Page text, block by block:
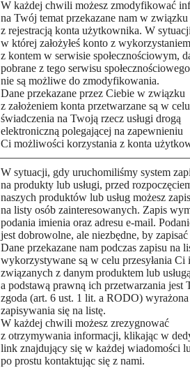
W każdej chwili możesz zmodyfikować
na Twój temat przekazane nam w związku
z rejestracją konta użytkownika. W
w której założyłeś konto z
z kontem w serwisie społecznościowym,
pobrane z tego serwisu społecznościowego
nie są możliwe do zmodyfikowania.
Dane przekazane przez Ciebie w związku
z założeniem konta przetwarzane są w celu
świadczenia na Twoją rzecz usługi drogą
elektroniczną polegającej na zapewnieniu
Ci możliwości korzystania z konta
W sytuacji, gdy uruchomiliśmy system
na produkty lub usługi, przed
naszych produktów lub usług możesz
na listy osób zainteresowanych. Zapis
podania imienia oraz adresu e-mail.
jest dobrowolne, ale niezbędne, by
Dane przekazane nam podczas zapisu na
wykorzystywane są w celu przesyłania Ci
związanych z danym produktem lub
a podstawą prawną ich przetwarzania jest
zgoda (art. 6 ust. 1 lit. a RODO) wyrażona
zapisywania się na listę.
W każdej chwili możesz zrezygnować
z otrzymywania informacji, klikając w
link znajdujący się w każdej wiadomości
po prostu kontaktując się z nami.